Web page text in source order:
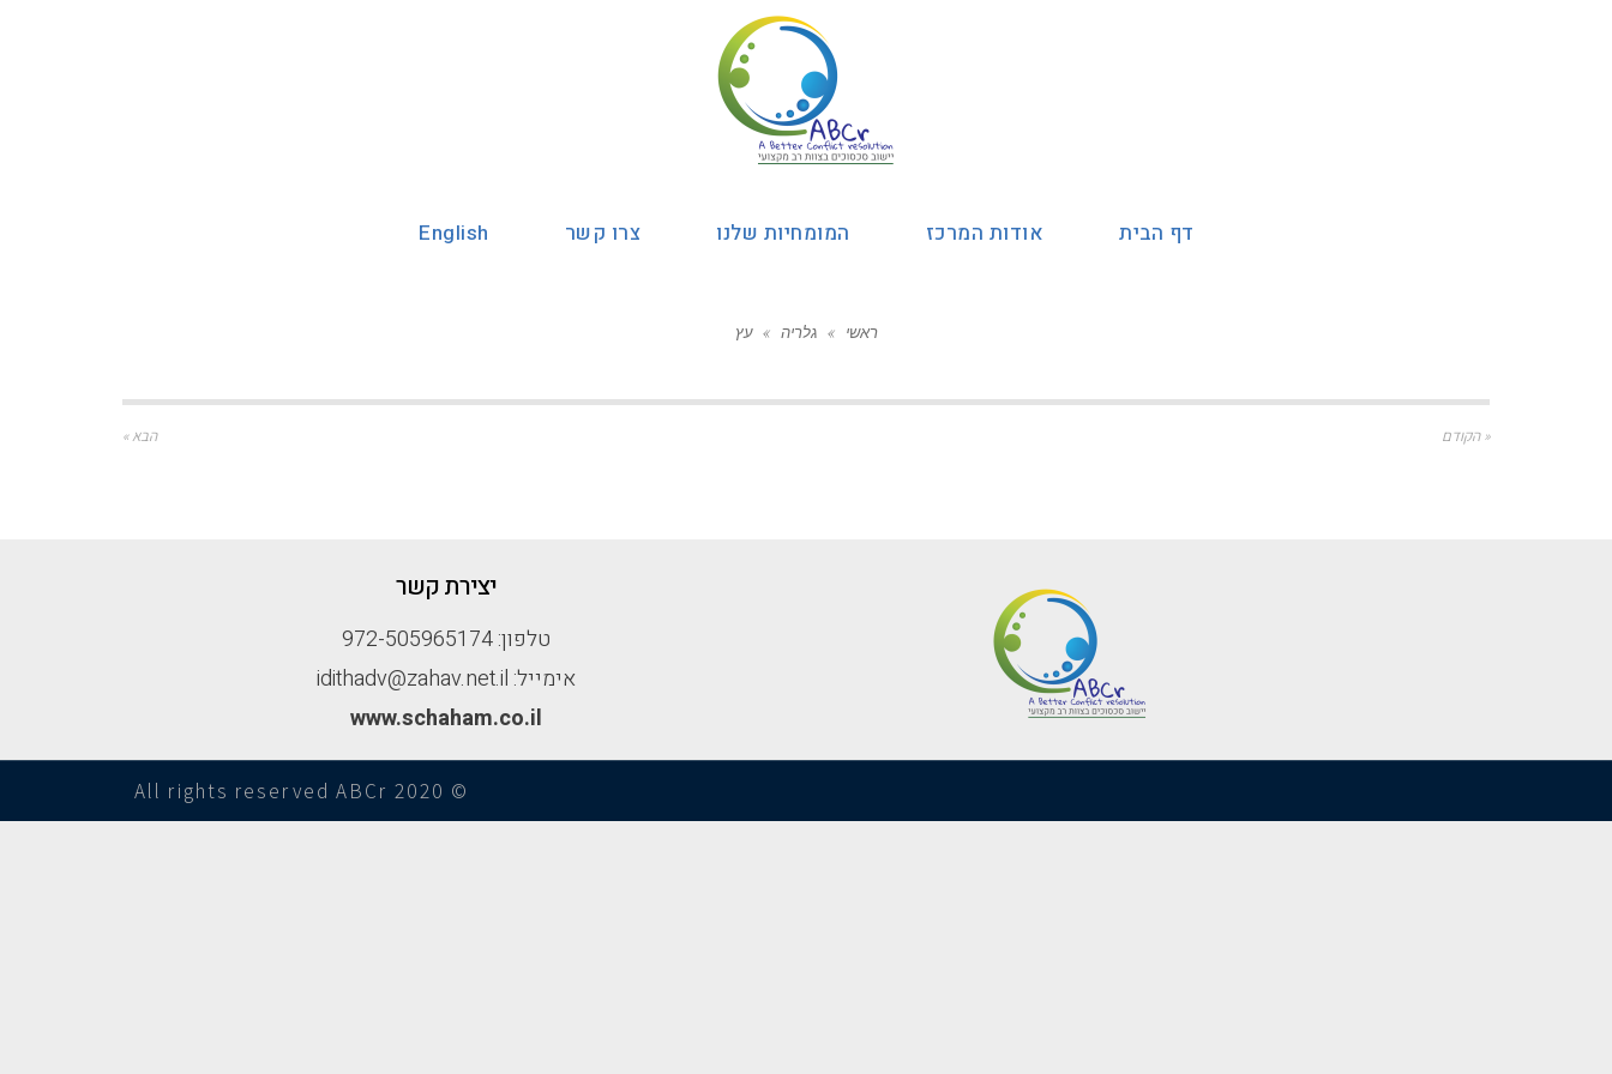
דף הבית אודות המרכז המומחיות שלנו צרו קשר English
ראשי » גלריה » עץ
« הקודם הבא »
יצירת קשר
טלפון: 972-505965174
אימייל: idithadv@zahav.net.il
www.schaham.co.il
© All rights reserved ABCr 2020